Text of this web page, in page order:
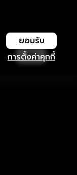
การตั้งค่าคุกกี้
ยอมรับ
เปิด